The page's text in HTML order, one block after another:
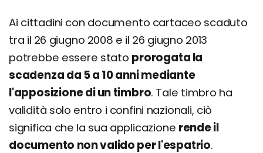
Ai cittadini con documento cartaceo scaduto
tra il 26 giugno 2008 e il 26 giugno 2013
potrebbe essere stato prorogata la
scadenza da 5 a 10 anni mediante
l'apposizione di un timbro. Tale timbro ha
validità solo entro i confini nazionali, ciò
significa che la sua applicazione rende il
documento non valido per l'espatrio.